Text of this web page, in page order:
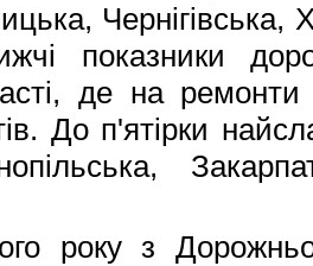
Чернігівська,
показники
де на
До п'ятірки
року з